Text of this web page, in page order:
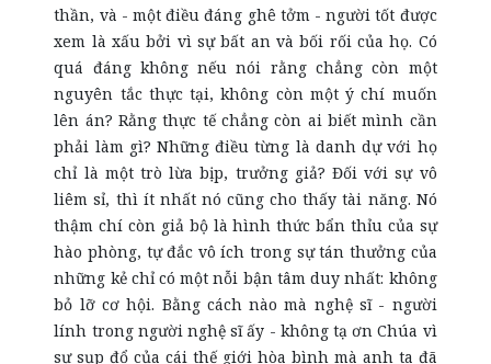
thần, và - một điều đáng ghê tởm - người tốt được
xem là xấu bởi vì sự bất an và bối rối của họ. Có
quá đáng không nếu nói rằng chẳng còn một
nguyên tắc thực tại, không còn một ý chí muốn
lên án? Rằng thực tế chẳng còn ai biết mình cần
phải làm gì? Những điều từng là danh dự với họ
chỉ là một trò lừa bịp, trưởng giả? Đối với sự vô
liêm sỉ, thì ít nhất nó cũng cho thấy tài năng. Nó
thậm chí còn giả bộ là hình thức bẩn thỉu của sự
hào phòng, tự đắc vô ích trong sự tán thưởng của
những kẻ chỉ có một nỗi bận tâm duy nhất: không
bỏ lỡ cơ hội. Bằng cách nào mà nghệ sĩ - người
lính trong người nghệ sĩ ấy - không tạ ơn Chúa vì
sự sụp đổ của cái thế giới hòa bình mà anh ta đã